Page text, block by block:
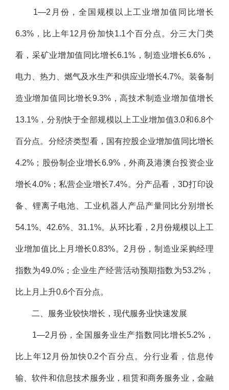
1—2月份，全国规模以上工业增加值同比增长
6.3%，比上年12月份加快1.1个百分点。分三大门类
看，采矿业增加值同比增长6.1%，制造业增长6.6%，
电力、热力、燃气及水生产和供应业增长4.7%。装备制
造业增加值同比增长9.3%，高技术制造业增加值增长
13.1%，分别快于全部规模以上工业增加值3.0和6.8个
百分点。分经济类型看，国有控股企业增加值同比增长
4.2%；股份制企业增长6.9%，外商及港澳台投资企业
增长4.0%；私营企业增长7.4%。分产品看，3D打印设
备、锂离子电池、工业机器人产品产量同比分别增长
54.1%、42.6%、31.1%。从环比看，2月份规模以上工
业增加值比上月增长0.83%。2月份，制造业采购经理
指数为49.0%；企业生产经营活动预期指数为53.2%，
比上月上升0.6个百分点。
二、服务业较快增长，现代服务业快速发展
1—2月份，全国服务业生产指数同比增长5.2%，
比上年12月份加快0.2个百分点。分行业看，信息传
输、软件和信息技术服务业，租赁和商务服务业，金融